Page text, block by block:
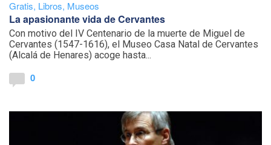
Gratis, Libros, Museos
La apasionante vida de Cervantes
Con motivo del IV Centenario de la muerte de Miguel de
Cervantes (1547-1616), el Museo Casa Natal de Cervantes
(Alcalá de Henares) acoge hasta...
0